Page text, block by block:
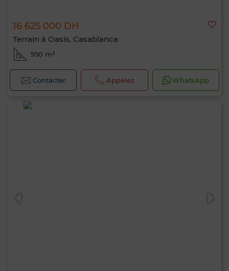
16 625 000 DH
Terrain à Oasis, Casablanca
950 m²
Contacter Appelez WhatsApp